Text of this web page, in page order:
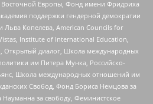
Восточной Европы, Фонд имени Фридриха
поддержки гендерной демократии
Копелева, American Councils for
Institute of International Education,
Открытый диалог, Школа международных
им Питера Мунка, Российско-
Школа международных отношений им
Свобод, Фонд Бориса Немцова за
за свободу, Феминистское